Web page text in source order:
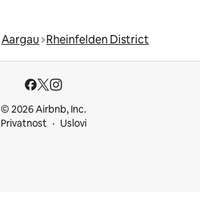
Aargau Rheinfelden District
© 2026 Airbnb, Inc.
Privatnost
Uslovi